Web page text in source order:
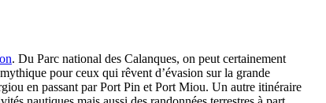
. Du Parc national des Calanques, on peut certainement
pour ceux qui rêvent d’évasion sur la grande
en passant par Port Pin et Port Miou. Un autre itinéraire